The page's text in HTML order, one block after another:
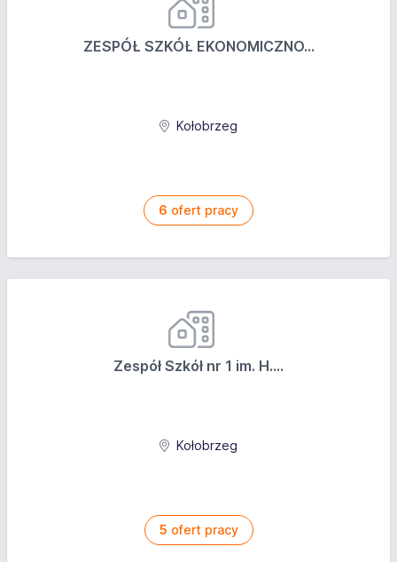
ZESPÓŁ SZKÓŁ EKONOMICZNO...
Kołobrzeg
6 ofert pracy
Zespół Szkół nr 1 im. H....
Kołobrzeg
5 ofert pracy